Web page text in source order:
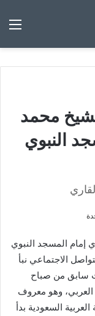
محمد
النبوي
إمام المسجد النبوي
الاجتماعي نبأ
سابق من صباح
العربي، وهو معروف
السعودية بدأ